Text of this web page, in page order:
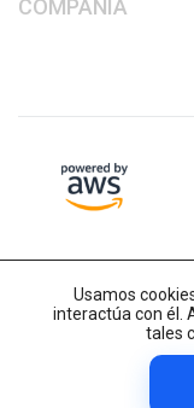
COMPAÑÍA
Usamos
interactúa con él.
tales